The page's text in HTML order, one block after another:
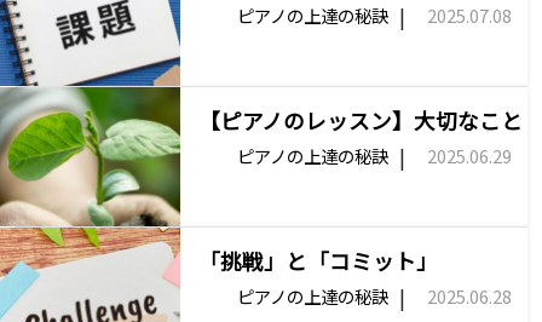
ピアノの上達の秘訣 | 2025.07.08
【ピアノのレッスン】大切なこと
ピアノの上達の秘訣 | 2025.06.29
「挑戦」と「コミット」
ピアノの上達の秘訣 | 2025.06.28